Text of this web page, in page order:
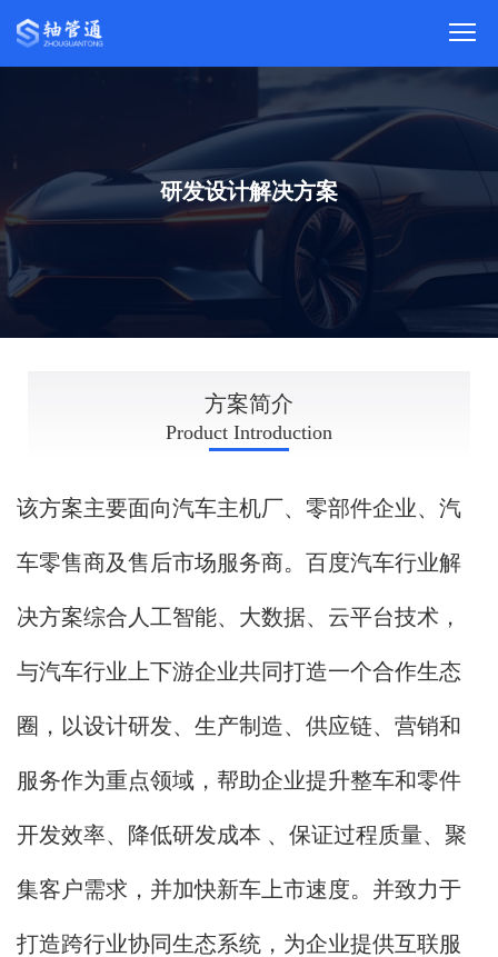
研发设计解决方案
INTRODUCTION
方案简介
Product Introduction
该方案主要面向汽车主机厂、零部件企业、汽
车零售商及售后市场服务商。百度汽车行业解
决方案综合人工智能、大数据、云平台技术，
与汽车行业上下游企业共同打造一个合作生态
圈，以设计研发、生产制造、供应链、营销和
服务作为重点领域，帮助企业提升整车和零件
开发效率、降低研发成本 、保证过程质量、聚
集客户需求，并加快新车上市速度。并致力于
打造跨行业协同生态系统，为企业提供互联服